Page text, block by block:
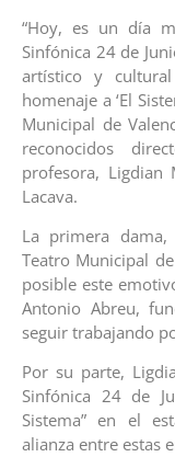
“Hoy, es un día
Sinfónica 24 de
artístico y
homenaje a ‘El
Municipal de
reconocidos
profesora, Ligdian
Lacava.
La primera
Teatro Municipal
posible este
Antonio Abreu,
seguir trabajando
Por su parte,
Sinfónica 24 de
Sistema” en el
alianza entre estas